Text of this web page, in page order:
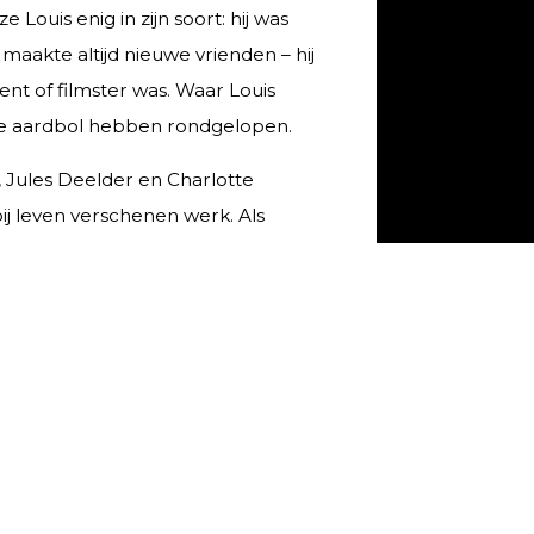
Louis enig in zijn soort: hij was
altijd nieuwe vrienden – hij
of filmster was. Waar Louis
aardbol hebben rondgelopen.
Deelder en Charlotte
leven verschenen werk. Als